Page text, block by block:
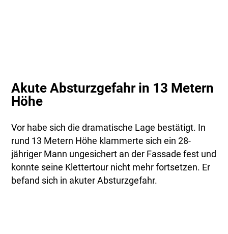
Akute Absturzgefahr in 13 Metern
Höhe
Vor habe sich die dramatische Lage bestätigt. In
rund 13 Metern Höhe klammerte sich ein 28-
jähriger Mann ungesichert an der Fassade fest und
konnte seine Klettertour nicht mehr fortsetzen. Er
befand sich in akuter Absturzgefahr.